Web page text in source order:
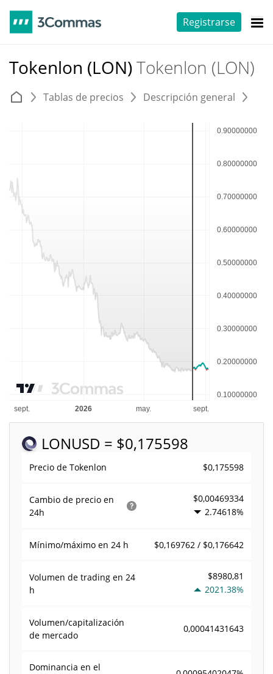
Registrarse
Tokenlon (LON)Tokenlon (LON)
Tablas de precios Descripción general
LONUSD = $0,175598
Precio de Tokenlon $0,175598
Cambio de precio en
24h
$0,00469334
2.74618%
Mínimo/máximo en 24 h $0,169762 / $0,176642
Volumen de trading en 24
h
$8980,81
2021.38%
Volumen/capitalización
de mercado
0,00041431643
Dominancia en el